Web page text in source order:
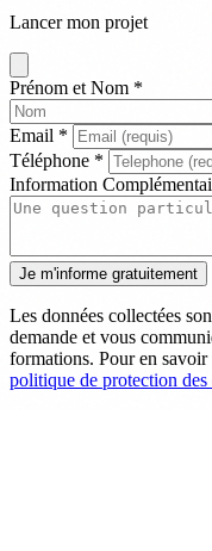
Lancer mon projet
Prénom et Nom *
Email *
Téléphone *
Information
Les données collectées
demande et vous
formations. Pour en
politique de protection des